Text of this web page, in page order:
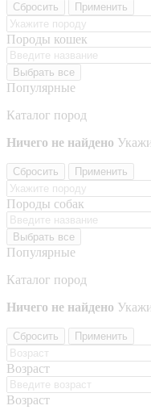
Сбросить Применить
Породы кошек
Выбрать все
Популярные
Каталог пород
Ничего не найдено
Сбросить Применить
Породы собак
Выбрать все
Популярные
Каталог пород
Ничего не найдено
Сбросить Применить
Возраст
Возраст